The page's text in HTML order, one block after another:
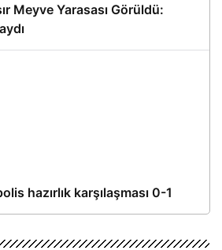
Meyve Yarasası Görüldü:
hazırlık karşılaşması 0-1